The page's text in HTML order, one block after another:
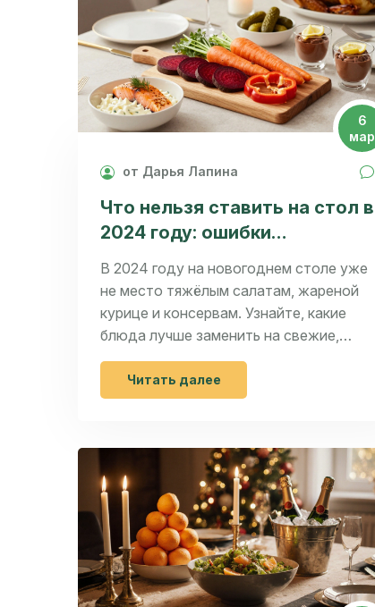
6
мар
от Дарья Лапина
Что нельзя ставить на стол в
2024 году: ошибки
новогоднего меню
В 2024 году на новогоднем столе уже
не место тяжёлым салатам, жареной
курице и консервам. Узнайте, какие
блюда лучше заменить на свежие,
лёгкие и настоящие - чтобы праздник
был вкусным, а не утомительным.
Читать далее